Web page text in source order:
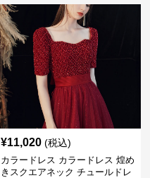
¥11,020 (税込)
カラードレス カラードレス 煌め
きスクエアネック チュールドレ